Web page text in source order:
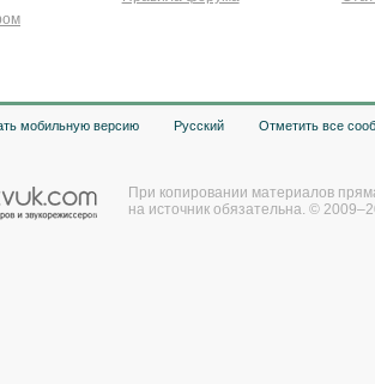
мобильную версию Русский Отметить все
При копировании материалов
на источник обязательна. ©